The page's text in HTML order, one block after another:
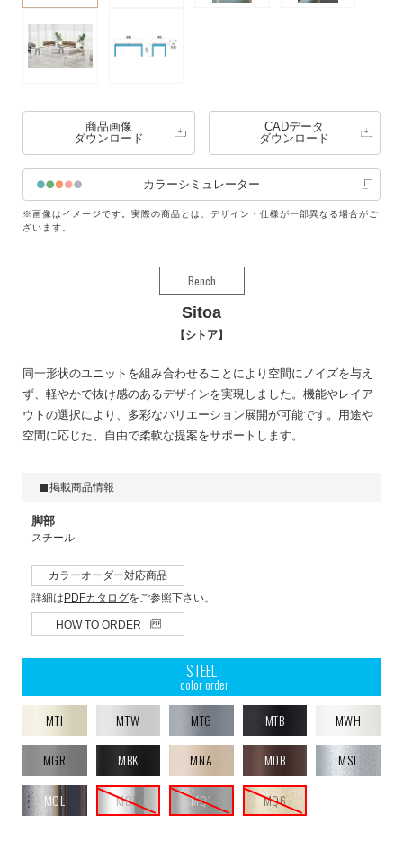
商品画像
ダウンロード
CADデータ
ダウンロード
カラーシミュレーター
※画像はイメージです。実際の商品とは、デザイン・仕様が一部異なる場合がご
ざいます。
Bench
Sitoa
シトア
同一形状のユニットを組み合わせることにより空間にノイズを与え
ず、軽やかで抜け感のあるデザインを実現しました。機能やレイア
ウトの選択により、多彩なバリエーション展開が可能です。用途や
空間に応じた、自由で柔軟な提案をサポートします。
掲載商品情報
脚部
スチール
カラーオーダー対応商品
詳細はPDFカタログをご参照下さい。
HOW TO ORDER
STEEL
color order
MTI
MTW MTG MTB MWH
MGR MBK MNA MDB MSL
MCL MCR MQ1 MQ6